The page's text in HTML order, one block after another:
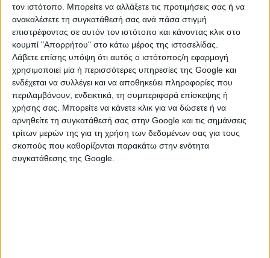
τον ιστότοπο. Μπορείτε να αλλάξετε τις προτιμήσεις σας ή να
ανακαλέσετε τη συγκατάθεσή σας ανά πάσα στιγμή
επιστρέφοντας σε αυτόν τον ιστότοπο και κάνοντας κλικ στο
κουμπί "Απορρήτου" στο κάτω μέρος της ιστοσελίδας.
Λάβετε επίσης υπόψη ότι αυτός ο ιστότοπος/η εφαρμογή
χρησιμοποιεί μία ή περισσότερες υπηρεσίες της Google και
ενδέχεται να συλλέγει και να αποθηκεύει πληροφορίες που
περιλαμβάνουν, ενδεικτικά, τη συμπεριφορά επίσκεψης ή
χρήσης σας. Μπορείτε να κάνετε κλικ για να δώσετε ή να
αρνηθείτε τη συγκατάθεσή σας στην Google και τις σημάνσεις
τρίτων μερών της για τη χρήση των δεδομένων σας για τους
σκοπούς που καθορίζονται παρακάτω στην ενότητα
συγκατάθεσης της Google.
ΚΑΤΗΓΟΡΙΕΣ
ΕΙΔΗ CAMPING